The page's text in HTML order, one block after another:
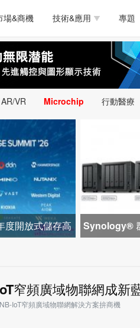
醫療電子
安防監控
場&商機 技術&應用
醫療電子
類比技術
嵌入技術
智慧型視覺影像/監
控技術
專題
通訊/網路
醫療電子
安防監控
智慧設計
醫療電子
類比技術
嵌入技術
智慧型視覺影像/監
AR/VR Microchip 行動醫療
開放式儲存高
Synology®
窄頻廣域物聯網成新
IoT窄頻廣域物聯網解決方案拚商機